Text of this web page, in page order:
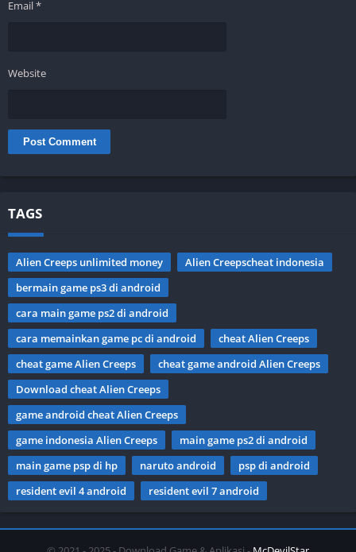
Email*
Website
TAGS
Alien Creeps unlimited money
Alien Creepscheat indonesia
bermain game ps3 di android
cara main game ps2 di android
cara memainkan game pc di android
cheat Alien Creeps
cheat game Alien Creeps
cheat game android Alien Creeps
Download cheat Alien Creeps
game android cheat Alien Creeps
game indonesia Alien Creeps
main game ps2 di android
main game psp di hp
naruto android
psp di android
resident evil 4 android
resident evil 7 android